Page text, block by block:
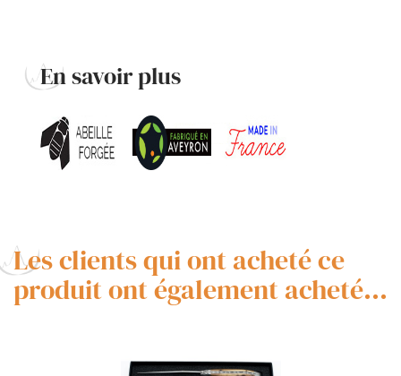
En savoir plus
Les clients qui ont acheté ce
produit ont également acheté...